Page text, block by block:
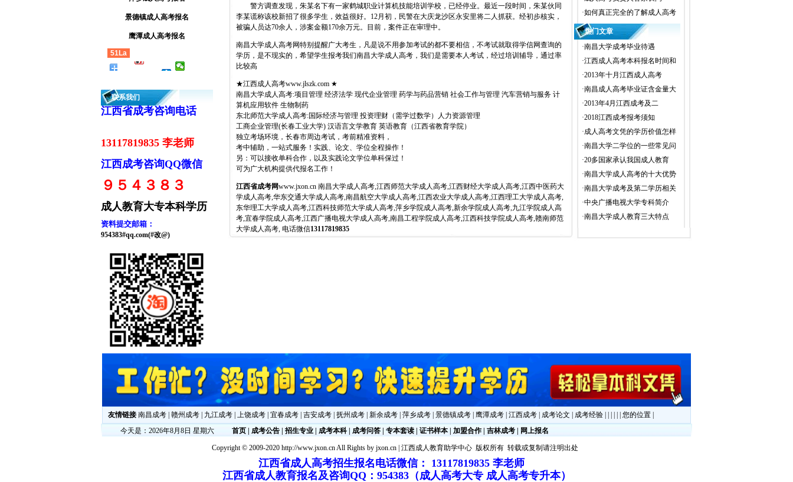
景德镇成人高考报名
鹰潭成人高考报名
51La
联系我们
江西省成考咨询电话
13117819835 李老师
江西成考咨询QQ微信
９５４３８３
成人教育大专本科学历
资料提交邮箱：
954383#qq.com(#改@)
警方调查发现，朱某名下有一家鹤城职业计算机技能培训学校，已经停业。最近一段时间，朱某伙同
李某谎称该校新招了很多学生，效益很好。12月初，民警在大庆龙沙区永安里将二人抓获。经初步核实，
被骗人员达70余人，涉案金额170余万元。目前，案件正在审理中。
南昌大学成人高考网特别提醒广大考生，凡是说不用参加考试的都不要相信，不考试就取得学信网查询的
学历，是不现实的，希望学生报考我们南昌大学成人高考，我们是需要本人考试，经过培训辅导，通过率
比较高
★江西成人高考www.jlszk.com ★
南昌大学成人高考:项目管理 经济法学 现代企业管理 药学与药品营销 社会工作与管理 汽车营销与服务 计
算机应用软件 生物制药
东北师范大学成人高考:国际经济与管理 投资理财（需学过数学）人力资源管理
工商企业管理(长春工业大学) 汉语言文学教育 英语教育（江西省教育学院）
独立考场环境，长春市周边考试，考前精准资料，
考中辅助，一站式服务！实践、论文、学位全程操作！
另：可以接收单科合作，以及实践论文学位单科保过！
可为广大机构提供代报名工作！
江西省成考网www.jxon.cn 南昌大学成人高考,江西师范大学成人高考,江西财经大学成人高考,江西中医药大
学成人高考,华东交通大学成人高考,南昌航空大学成人高考,江西农业大学成人高考,江西理工大学成人高考,
东华理工大学成人高考,江西科技师范大学成人高考,萍乡学院成人高考,新余学院成人高考,九江学院成人高
考,宜春学院成人高考,江西广播电视大学成人高考,南昌工程学院成人高考,江西科技学院成人高考,赣南师范
大学成人高考, 电话微信13117819835
·如何真正完全的了解成人高考
热门文章
·南昌大学成考毕业待遇
·江西成人高考本科报名时间和
·2013年十月江西成人高考
·南昌成人高考毕业证含金量大
·2013年4月江西成考及二
·2018江西成考报考须知
·成人高考文凭的学历价值怎样
·南昌大学二学位的一些常见问
·20多国家承认我国成人教育
·南昌大学成人高考的十大优势
·南昌大学成考及第二学历相关
·中央广播电视大学专科简介
·南昌大学成人教育三大特点
友情链接 南昌成考 赣州成考 九江成考 上饶成考 宜春成考 吉安成考 抚州成考 新余成考 萍乡成考 景德镇成考 鹰潭成考 江西成考 成考论文 成考经验 您的位置
今天是：2026年8月8日 星期六
首页 成考公告 招生专业 成考本科| 成考问答 专本套读 证书样本| 加盟合作 吉林成考 网上报名
Copyright © 2009-2020 http://www.jxon.cn All Rights by jxon.cn| 江西成人教育助学中心版权所有 转载或复制请注明出处
江西省成人高考招生报名电话微信： 13117819835 李老师
江西省成人教育报名及咨询QQ：954383（成人高考大专 成人高考专升本）